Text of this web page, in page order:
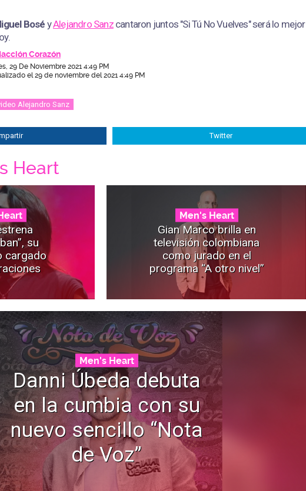
BoséyAlejandro Sanzcantaron juntos "Si Tú No Vuelves" será lo mejor
Corazón
29 De Noviembre 2021 4:49 PM
el 29 de noviembre del 2021 4:49 PM
Alejandro Sanz
Twitter
Heart
su
cargado
Men's Heart
Gian Marco brilla en
televisión colombiana
como jurado en el
programa “A otro nivel”
Men's Heart
Danni Úbeda debuta
en la cumbia con su
nuevo sencillo “Nota
de Voz”